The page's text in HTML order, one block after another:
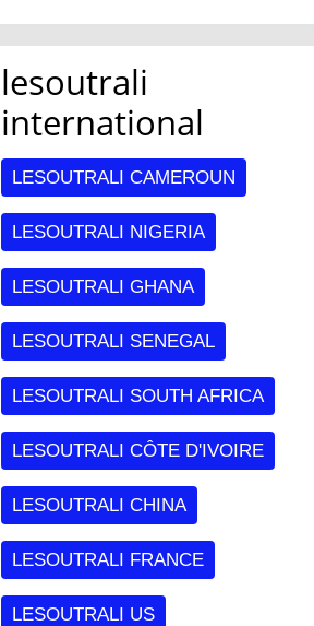
lesoutrali
international
LESOUTRALI CAMEROUN
LESOUTRALI NIGERIA
LESOUTRALI GHANA
LESOUTRALI SENEGAL
LESOUTRALI SOUTH AFRICA
LESOUTRALI CÔTE D'IVOIRE
LESOUTRALI CHINA
LESOUTRALI FRANCE
LESOUTRALI US